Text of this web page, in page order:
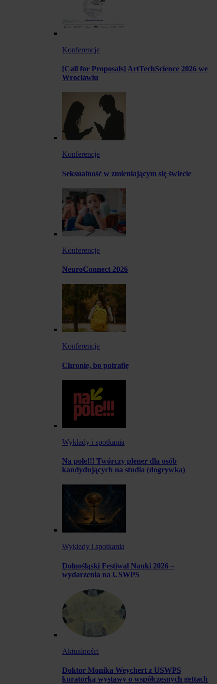
Konferencje
[Call for Proposals] ArtTechScience 2026 we
Wrocławiu
Konferencje
Seksualność w zmieniającym się świecie
Konferencje
NeuroConnect 2026
Konferencje
Chronię, bo potrafię
Wykłady i spotkania
Na pole!!! Twórczy plener dla osób
kandydujących na studia (dogrywka)
Wykłady i spotkania
Dolnośląski Festiwal Nauki 2026 –
wydarzenia na USWPS
Aktualności
Doktor Monika Weychert z USWPS
kuratorką wystawy o współczesnych gettach